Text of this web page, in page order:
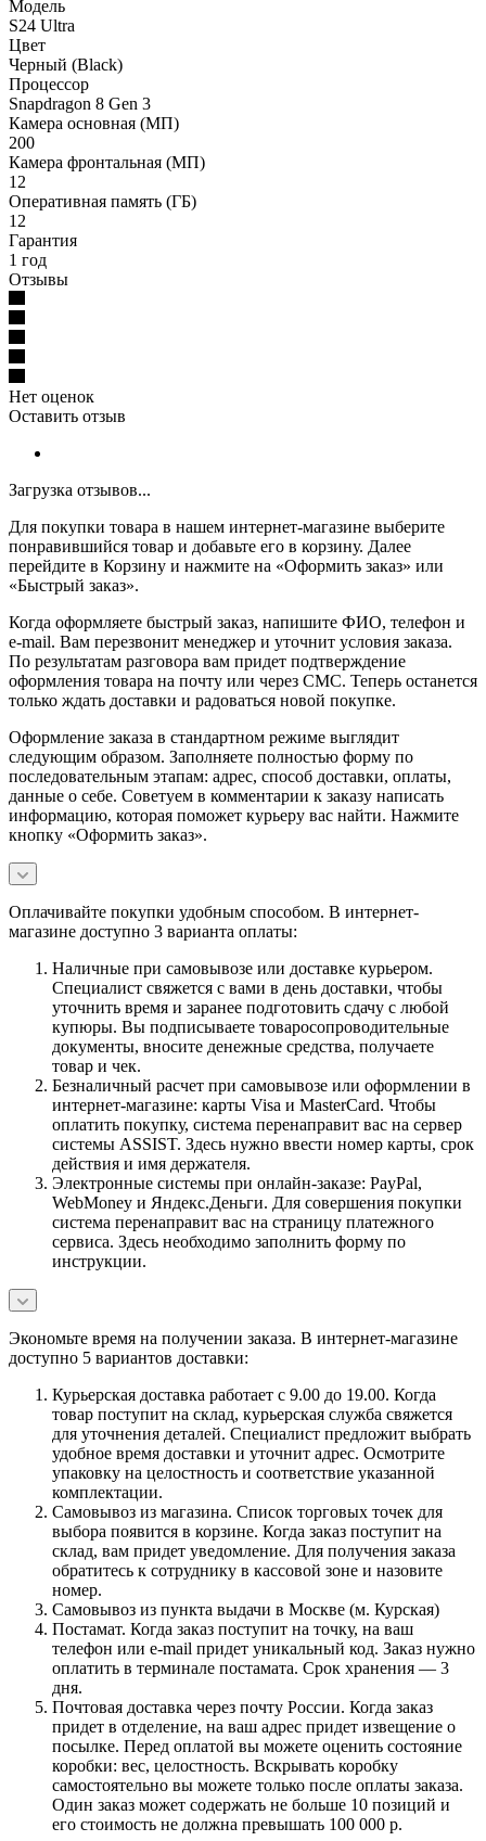
Модель
S24 Ultra
Цвет
Черный (Black)
Процессор
Snapdragon 8 Gen 3
Камера основная (МП)
200
Камера фронтальная (МП)
12
Оперативная память (ГБ)
12
Гарантия
1 год
Отзывы
Нет оценок
Оставить отзыв
Загрузка отзывов...
Для покупки товара в нашем интернет-магазине выберите
понравившийся товар и добавьте его в корзину. Далее
перейдите в Корзину и нажмите на «Оформить заказ» или
«Быстрый заказ».
Когда оформляете быстрый заказ, напишите ФИО, телефон и
e-mail. Вам перезвонит менеджер и уточнит условия заказа.
По результатам разговора вам придет подтверждение
оформления товара на почту или через СМС. Теперь останется
только ждать доставки и радоваться новой покупке.
Оформление заказа в стандартном режиме выглядит
следующим образом. Заполняете полностью форму по
последовательным этапам: адрес, способ доставки, оплаты,
данные о себе. Советуем в комментарии к заказу написать
информацию, которая поможет курьеру вас найти. Нажмите
кнопку «Оформить заказ».
Оплачивайте покупки удобным способом. В интернет-
магазине доступно 3 варианта оплаты:
Наличные при самовывозе или доставке курьером.
Специалист свяжется с вами в день доставки, чтобы
уточнить время и заранее подготовить сдачу с любой
купюры. Вы подписываете товаросопроводительные
документы, вносите денежные средства, получаете
товар и чек.
Безналичный расчет при самовывозе или оформлении в
интернет-магазине: карты Visa и MasterCard. Чтобы
оплатить покупку, система перенаправит вас на сервер
системы ASSIST. Здесь нужно ввести номер карты, срок
действия и имя держателя.
Электронные системы при онлайн-заказе: PayPal,
WebMoney и Яндекс.Деньги. Для совершения покупки
система перенаправит вас на страницу платежного
сервиса. Здесь необходимо заполнить форму по
инструкции.
Экономьте время на получении заказа. В интернет-магазине
доступно 5 вариантов доставки:
Курьерская доставка работает с 9.00 до 19.00. Когда
товар поступит на склад, курьерская служба свяжется
для уточнения деталей. Специалист предложит выбрать
удобное время доставки и уточнит адрес. Осмотрите
упаковку на целостность и соответствие указанной
комплектации.
Самовывоз из магазина. Список торговых точек для
выбора появится в корзине. Когда заказ поступит на
склад, вам придет уведомление. Для получения заказа
обратитесь к сотруднику в кассовой зоне и назовите
номер.
Самовывоз из пункта выдачи в Москве (м. Курская)
Постамат. Когда заказ поступит на точку, на ваш
телефон или e-mail придет уникальный код. Заказ нужно
оплатить в терминале постамата. Срок хранения — 3
дня.
Почтовая доставка через почту России. Когда заказ
придет в отделение, на ваш адрес придет извещение о
посылке. Перед оплатой вы можете оценить состояние
коробки: вес, целостность. Вскрывать коробку
самостоятельно вы можете только после оплаты заказа.
Один заказ может содержать не больше 10 позиций и
его стоимость не должна превышать 100 000 р.